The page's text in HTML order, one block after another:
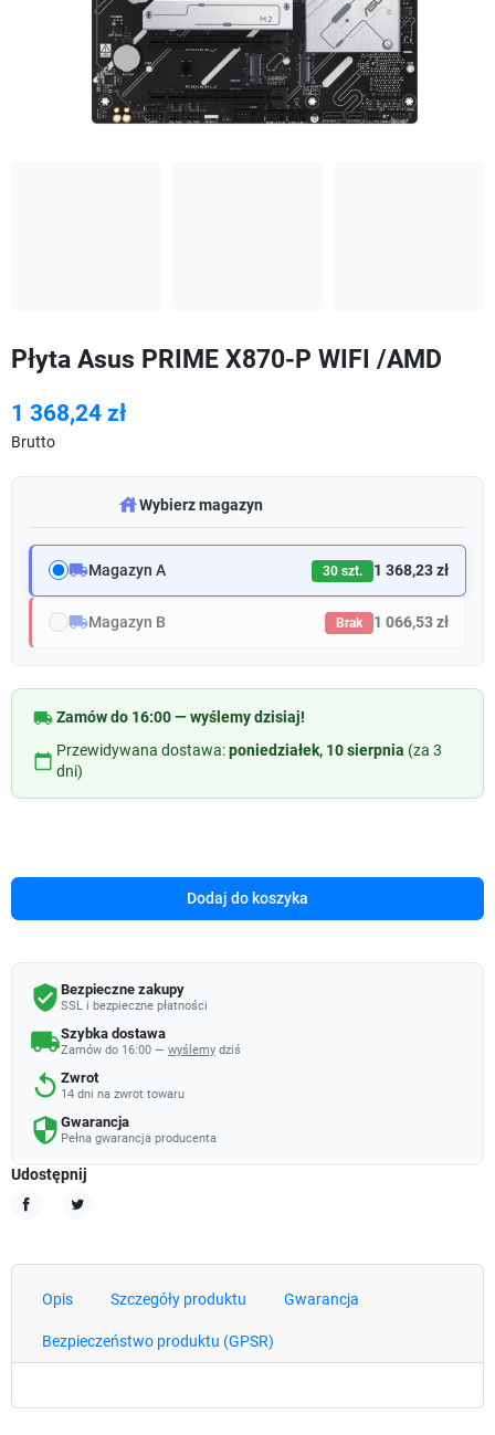
Płyta Asus PRIME X870-P WIFI /AMD
1 368,24 zł
Brutto
warehouseWybierz magazyn
local_shippingMagazyn A 30 szt. 1 368,23 zł
local_shippingMagazyn B Brak 1 066,53 zł
local_shippingZamów do 16:00 — wyślemy dzisiaj!
calendar_today
Przewidywana dostawa:poniedziałek, 10 sierpnia (za 3
dni)
Dodaj do koszyka
verified_user Bezpieczne zakupy
SSL i bezpieczne płatności
local_shippingSzybka dostawa
Zamów do 16:00 — wyślemy dziś
replay Zwrot
14 dni na zwrot towaru
security Gwarancja
Pełna gwarancja producenta
Udostępnij
Opis Szczegóły produktu Gwarancja
Bezpieczeństwo produktu (GPSR)